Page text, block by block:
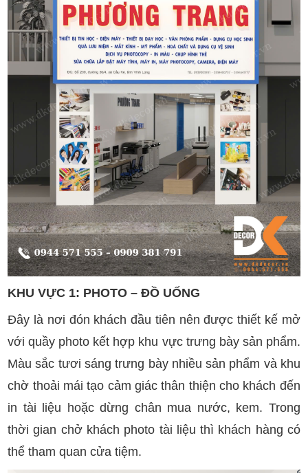
KHU VỰC 1: PHOTO – ĐỒ UỐNG
Đây là nơi đón khách đầu tiên nên được thiết kế mở
với quầy photo kết hợp khu vực trưng bày sản phẩm.
Màu sắc tươi sáng trưng bày nhiều sản phẩm và khu
chờ thoải mái tạo cảm giác thân thiện cho khách đến
in tài liệu hoặc dừng chân mua nước, kem. Trong
thời gian chở khách photo tài liệu thì khách hàng có
thể tham quan cửa tiệm.